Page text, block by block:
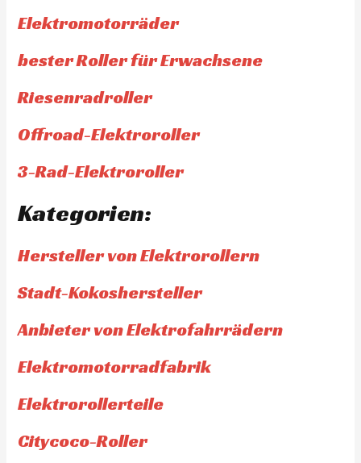
Elektromotorräder
bester Roller für Erwachsene
Riesenradroller
Offroad-Elektroroller
3-Rad-Elektroroller
Kategorien:
Hersteller von Elektrorollern
Stadt-Kokoshersteller
Anbieter von Elektrofahrrädern
Elektromotorradfabrik
Elektrorollerteile
Citycoco-Roller